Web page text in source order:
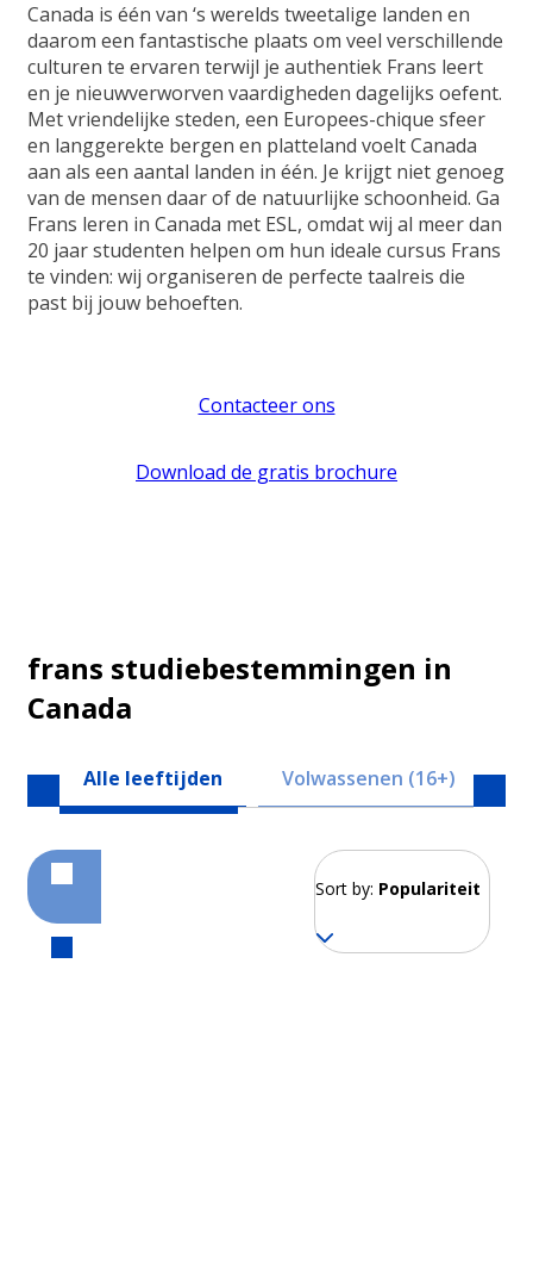
Canada is één van ‘s werelds tweetalige landen en
daarom een fantastische plaats om veel verschillende
culturen te ervaren terwijl je authentiek Frans leert
en je nieuwverworven vaardigheden dagelijks oefent.
Met vriendelijke steden, een Europees-chique sfeer
en langgerekte bergen en platteland voelt Canada
aan als een aantal landen in één. Je krijgt niet genoeg
van de mensen daar of de natuurlijke schoonheid. Ga
Frans leren in Canada met ESL, omdat wij al meer dan
20 jaar studenten helpen om hun ideale cursus Frans
te vinden: wij organiseren de perfecte taalreis die
past bij jouw behoeften.
Contacteer ons
Download de gratis brochure
frans studiebestemmingen in
Canada
Alle leeftijden Volwassenen (16+)
Sort by: Populariteit